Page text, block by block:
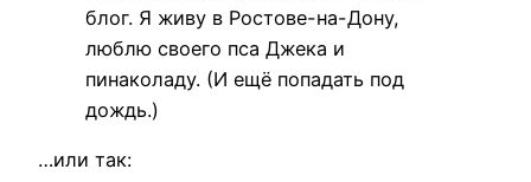
блог. Я живу в Ростове-на-Дону,
люблю своего пса Джека и
пинаколаду. (И ещё попадать под
дождь.)
…или так: